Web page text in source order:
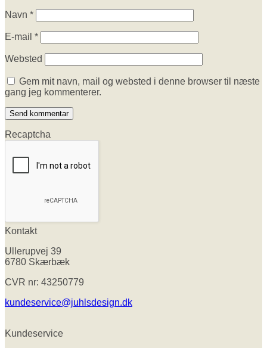
Navn *
E-mail *
Websted
Gem mit navn, mail og websted i denne browser til næste
gang jeg kommenterer.
Recaptcha
Kontakt
Ullerupvej 39
6780 Skærbæk
CVR nr: 43250779
kundeservice@juhlsdesign.dk
Kundeservice